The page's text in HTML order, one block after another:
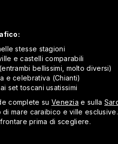
stesse stagioni
e castelli comparabili
bellissimi, molto diversi)
e celebrativa (Chianti)
set toscani usatissimi
complete su Venezia e sulla
mare caraibico e ville
prima di scegliere.